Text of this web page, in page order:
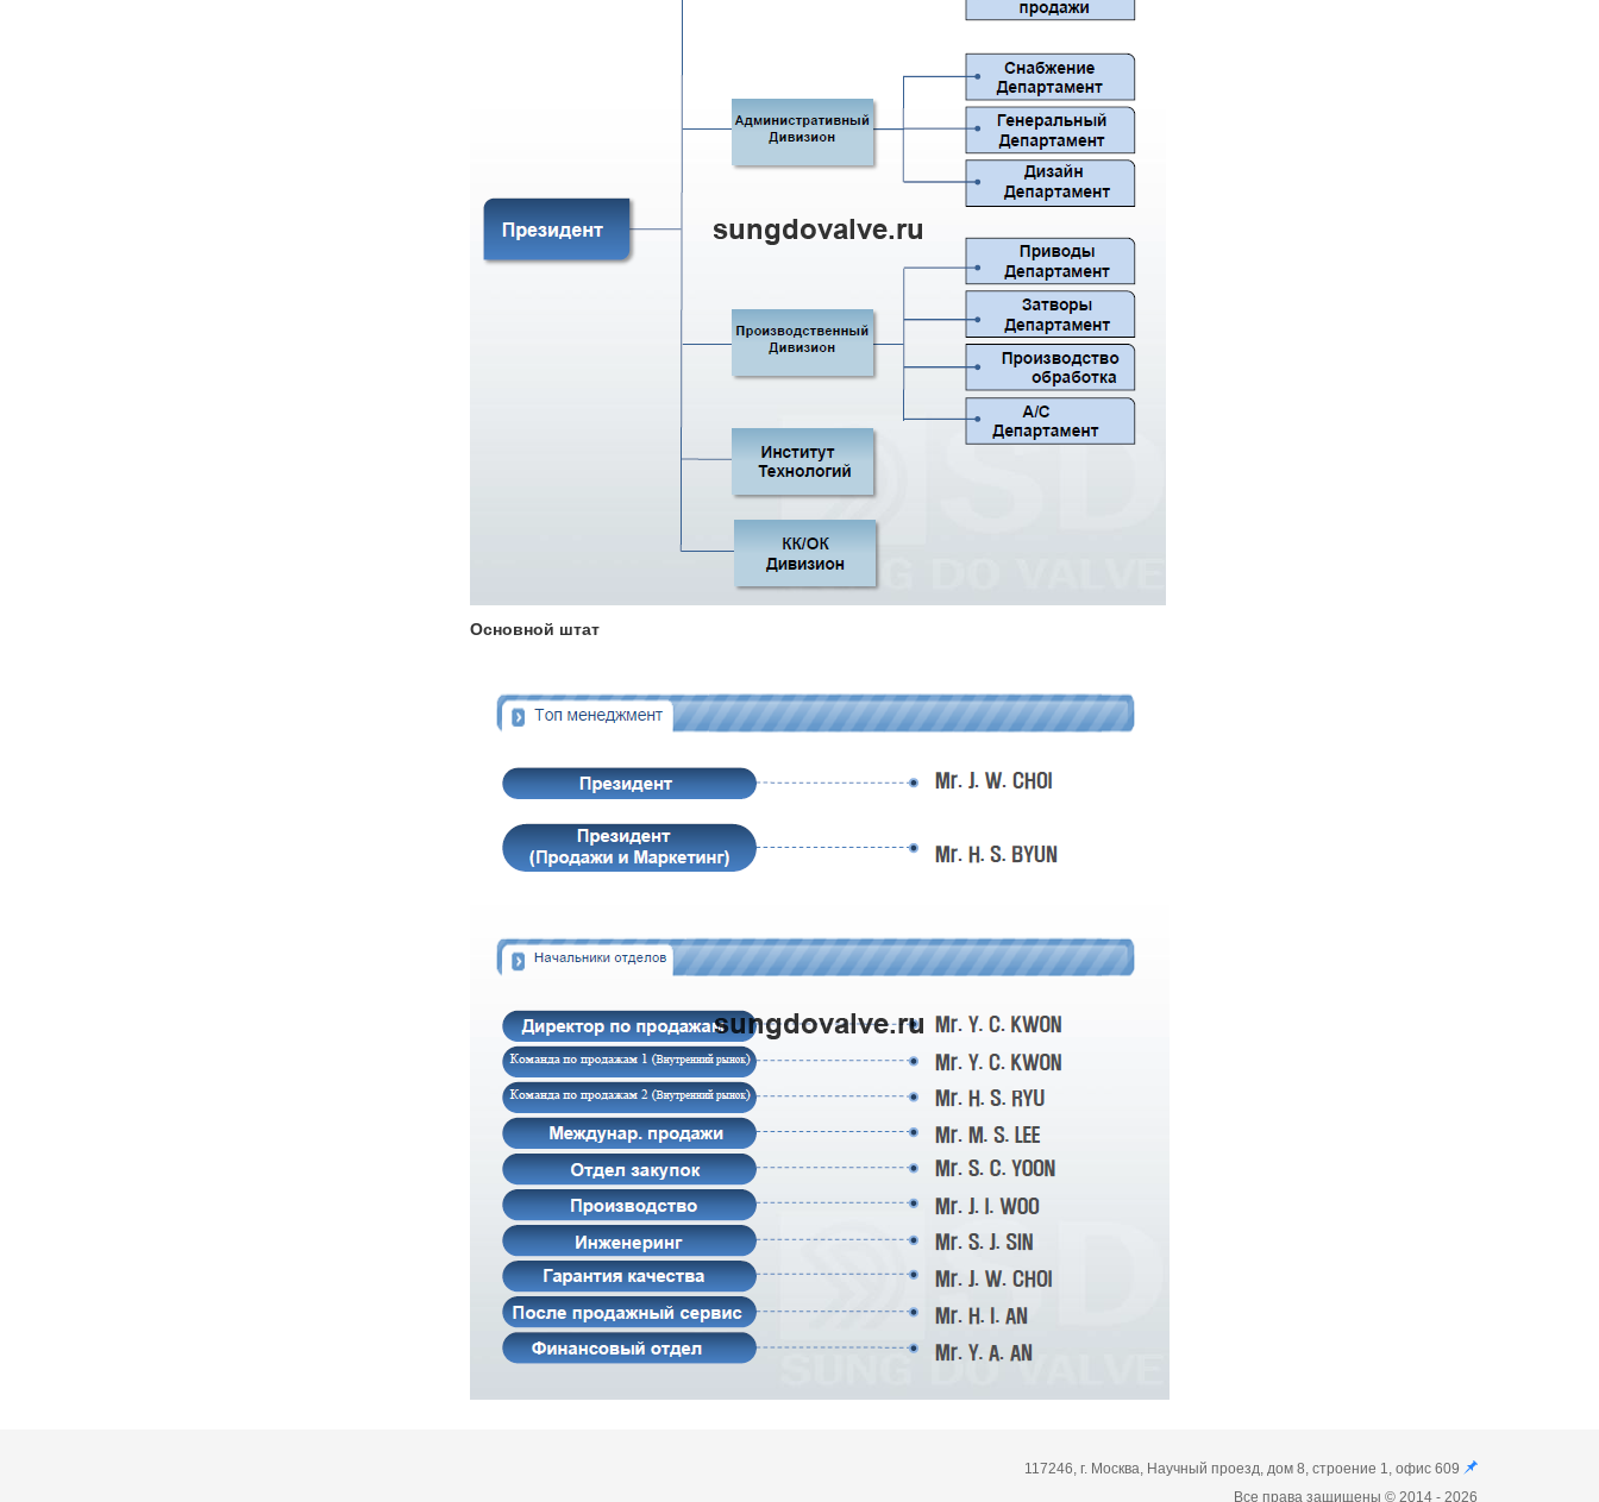
Основной штат
117246, г. Москва, Научный проезд, дом 8, строение 1, офис 609
Все права защищены © 2014 - 2026